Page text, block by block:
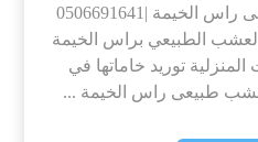
توريد وتركيب عشب طبيعى راس الخيمة |0506691641
الطبيعي براس الخيمة
المنزلية توريد خاماتها في
عشب طبيعى راس الخيمة ...